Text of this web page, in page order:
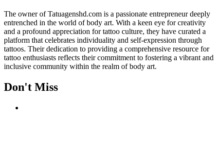
The owner of Tatuagenshd.com is a passionate entrepreneur deeply
entrenched in the world of body art. With a keen eye for creativity
and a profound appreciation for tattoo culture, they have curated a
platform that celebrates individuality and self-expression through
tattoos. Their dedication to providing a comprehensive resource for
tattoo enthusiasts reflects their commitment to fostering a vibrant and
inclusive community within the realm of body art.
Don't Miss